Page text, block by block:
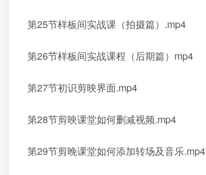
第25节样板间实战课（拍摄篇）.mp4
第26节样板间实战课程（后期篇）mp4
第27节初识剪映界面.mp4
第28节剪映课堂如何删减视频.mp4
第29节剪晚课堂如何添加转场及音乐.mp4